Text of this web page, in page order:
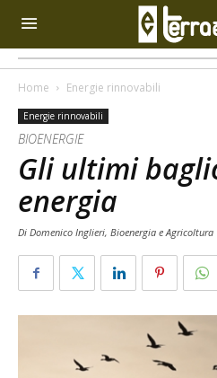
Home Energie rinnovabili
Energie rinnovabili
BIOENERGIE
Gli ultimi
energia
Di Domenico Inglieri, Bioenergia e Agricoltura